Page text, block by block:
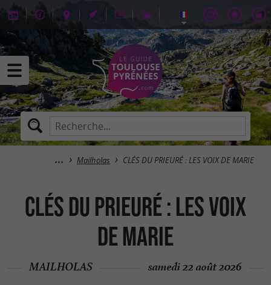
Mailholas CLÉS DU PRIEURÉ : LES VOIX DE MARIE
CLÉS DU PRIEURÉ : LES VOIX
DE MARIE
MAILHOLAS samedi 22 août 2026